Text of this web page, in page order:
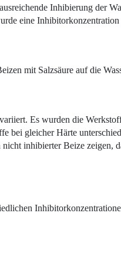
Inhibierung der
eine
mit Salzsäure auf die
Es wurden die
bei gleicher Härte
inhibierter Beize zeigen,